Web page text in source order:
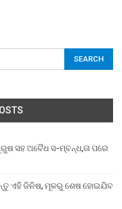
ସହ ଅବୈଧ ସ-ମ୍ବନ୍ଧ,ତା ପରେ
ଏହି ଜିନିଷ, ମୂଳରୁ ଶେଷ ହୋଇଯିବ